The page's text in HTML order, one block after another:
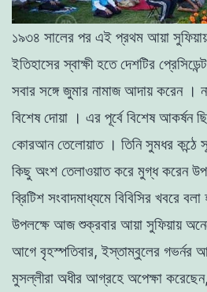
১৯৩৪ সালের পর এই প্রথম আয়া
ইতিহাসের স্বাক্ষী হতে দেশটির
সবার সঙ্গে জুমার নামাজ আদায় করেন ।
বিশেষ দোয়া । এর পূর্বে বিশেষ আকর্ষন
কোরআন তেলোয়াত । তিনি সুমধর কন্ঠে
কিছু অংশ তেলাওয়াত করে মুগ্ধ করেন
ব্রিটিশ সংবাদমাধ্যমে বিবিসির খবরে
উপলক্ষে আজ শুক্রবার আয়া সুফিয়ায়
আগে বৃহস্পতিবার, ইস্তাম্বুলের গভর্নর
মুসল্লীরা অধীর আগ্রহে অপেক্ষা